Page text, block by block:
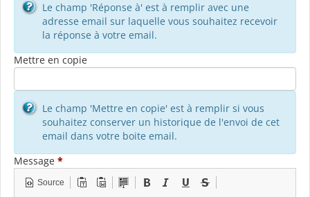
Le champ 'Réponse à' est à remplir avec une
adresse email sur laquelle vous souhaitez recevoir
la réponse à votre email.
Mettre en copie
Le champ 'Mettre en copie' est à remplir si vous
souhaitez conserver un historique de l'envoi de cet
email dans votre boite email.
Message *
Source